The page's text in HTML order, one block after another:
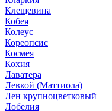
Клещевина
Кобея
Колеус
Кореопсис
Космея
Кохия
Лаватера
Левкой (Маттиола)
Лен крупноцветковый
Лобелия